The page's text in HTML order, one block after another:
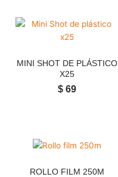
MINI SHOT DE PLÁSTICO
X25
$69
ROLLO FILM 250M